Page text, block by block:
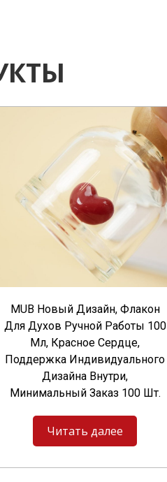
MUB Новый Дизайн, Флакон
Для Духов Ручной Работы 100
Мл, Красное Сердце,
Поддержка Индивидуального
Дизайна Внутри,
Минимальный Заказ 100 Шт.
Читать далее